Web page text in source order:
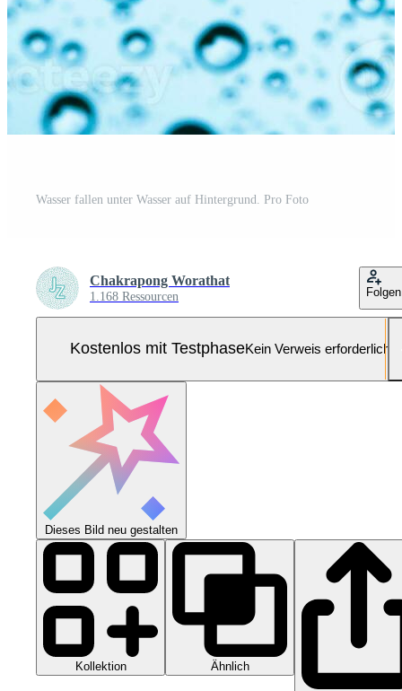
Wasser fallen unter Wasser auf Hintergrund. Pro Foto
Chakrapong Worathat
1.168 Ressourcen Folgen
Kostenlos mit TestphaseKein Verweis erforderlich
Dieses Bild neu gestalten
Kollektion Ähnlich